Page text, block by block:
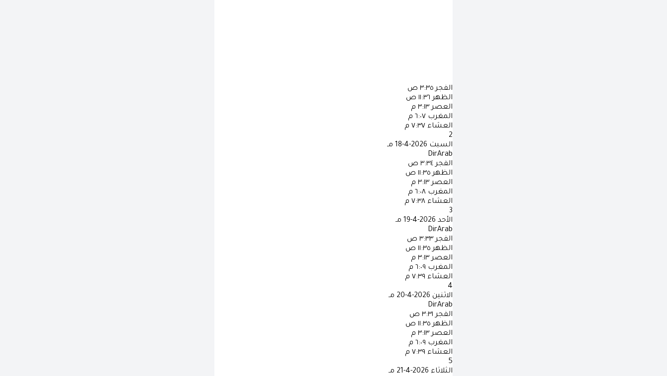
الفجر ٣:٣٥ ص
الظهر ١١:٣٦ ص
العصر ٣:١٣ م
المغرب ٦:٠٧ م
العشاء ٧:٣٧ م
2
السبت 2026-4-18 مـ
DirArab
الفجر ٣:٣٤ ص
الظهر ١١:٣٥ ص
العصر ٣:١٣ م
المغرب ٦:٠٨ م
العشاء ٧:٣٨ م
3
الأحد 2026-4-19 مـ
DirArab
الفجر ٣:٣٣ ص
الظهر ١١:٣٥ ص
العصر ٣:١٣ م
المغرب ٦:٠٩ م
العشاء ٧:٣٩ م
4
الاثنين 2026-4-20 مـ
DirArab
الفجر ٣:٣١ ص
الظهر ١١:٣٥ ص
العصر ٣:١٣ م
المغرب ٦:٠٩ م
العشاء ٧:٣٩ م
5
الثلاثاء 2026-4-21 مـ